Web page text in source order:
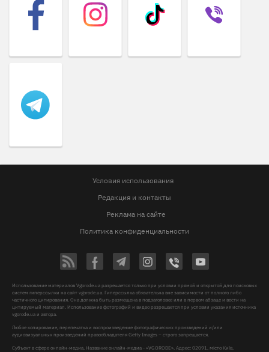
Условия использования
Редакция и контакты
Реклама на сайте
Политика конфиденциальности
Использование материалов Vgorode.ua разрешается только при условии прямой и открытой для поисковых
систем гиперссылки на сайт vgorode.ua. Гиперссылка обязательна вне зависимости от полного либо
частичного цитирования. Она должна быть размещена в подзаголовке или в первом абзаце и вести на
цитируемый материал. Использование фотографий и видео разрешается при условии указания источника
vgorode.ua и автора.
Любое копирование, перепечатка и воспроизведение фотографических произведений и/или
аудиовизуальных произведений правообладателя Getty Images – строго запрещается.
Субъект в сфере онлайн-медиа, Название онлайн-медиа - «VGORODE», Адрес: 02091, місто Київ,